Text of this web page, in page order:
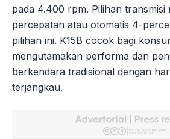
pada 4.400 rpm. Pilihan transmisi
percepatan atau otomatis 4-
pilihan ini. K15B cocok bagi
mengutamakan performa dan
berkendara tradisional dengan
terjangkau.